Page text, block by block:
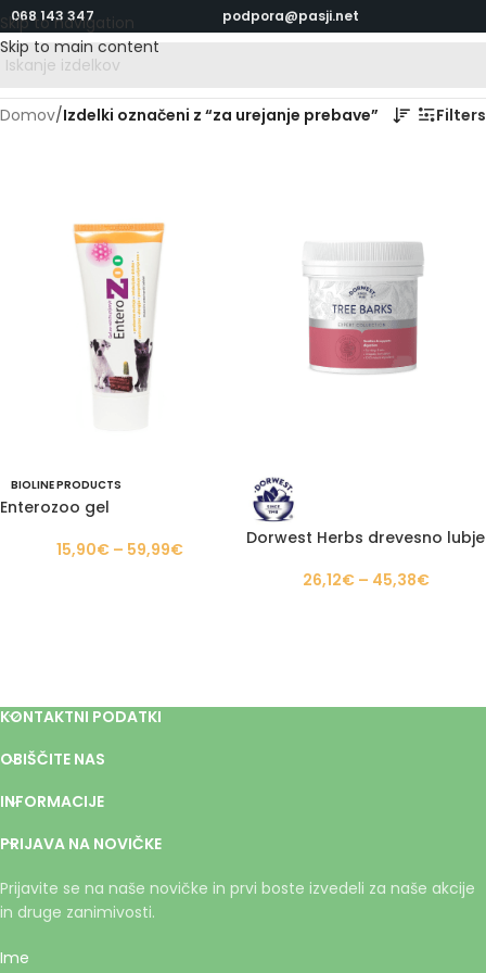
Skip to navigation
Skip to main content
068 143 347 podpora@pasji.net
Domov/Izdelki označeni z “za urejanje prebave” Filters
BIOLINE PRODUCTS
Enterozoo gel
15,90€ – 59,99€
Dorwest Herbs drevesno lubje
26,12€ – 45,38€
KONTAKTNI PODATKI
OBIŠČITE NAS
INFORMACIJE
PRIJAVA NA NOVIČKE
Prijavite se na naše novičke in prvi boste izvedeli za naše akcije
in druge zanimivosti.
Ime